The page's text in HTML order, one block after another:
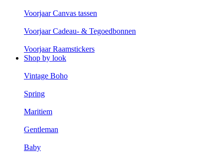
Voorjaar Canvas tassen
Voorjaar Cadeau- & Tegoedbonnen
Voorjaar Raamstickers
Shop by look
Vintage Boho
Spring
Maritiem
Gentleman
Baby